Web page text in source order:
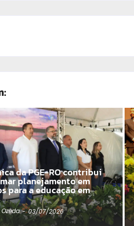
da PGE-RO contribui
planejamento em
para a educação em
- 03/07/2026